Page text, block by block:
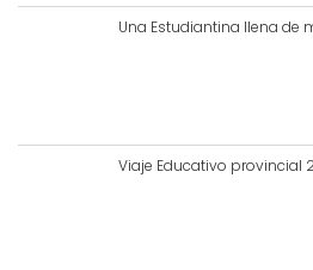
Una Estudiantina llena de
Viaje Educativo provincial